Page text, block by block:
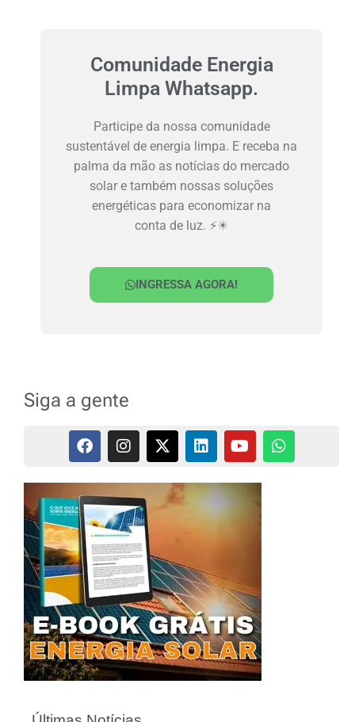
Comunidade Energia
Limpa Whatsapp.
Participe da nossa comunidade
sustentável de energia limpa. E receba na
palma da mão as notícias do mercado
solar e também nossas soluções
energéticas para economizar na
conta de luz. ⚡☀
INGRESSA AGORA!
Siga a gente